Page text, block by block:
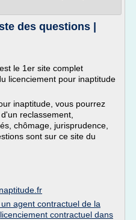
des questions |
le 1er site complet
licenciement pour inaptitude
inaptitude, vous pourrez
reclassement,
chômage, jurisprudence,
sont sur ce site du
agent contractuel de la
licenciement contractuel dans